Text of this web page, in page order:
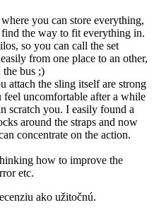
you can store everything,
the way to fit everything in.
so you can call the set
from one place to an other,
bus ;)
attach the sling itself are strong
feel uncomfortable after a while
scratch you. I easily found a
around the straps and now
concentrate on the action.
how to improve the
etc.
ako užitočnú.